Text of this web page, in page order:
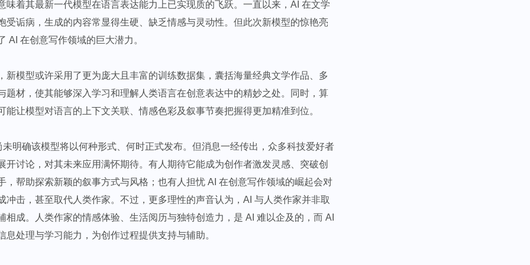
味着其最新一代模型在语言表达能力上已实现质的飞跃。一直以来，AI 在文学
受诟病，生成的内容常显得生硬、缺乏情感与灵动性。但此次新模型的惊艳亮
AI 在创意写作领域的巨大潜力。​
新模型或许采用了更为庞大且丰富的训练数据集，囊括海量经典文学作品、多
题材，使其能够深入学习和理解人类语言在创意表达中的精妙之处。同时，算
能让模型对语言的上下文关联、情感色彩及叙事节奏把握得更加精准到位。​
明确该模型将以何种形式、何时正式发布。但消息一经传出，众多科技爱好者
开讨论，对其未来应用满怀期待。有人期待它能成为创作者激发灵感、突破创
，帮助探索新颖的叙事方式与风格；也有人担忧 AI 在创意写作领域的崛起会对
冲击，甚至取代人类作家。不过，更多理性的声音认为，AI 与人类作家并非取
相成。人类作家的情感体验、生活阅历与独特创造力，是 AI 难以企及的，而 AI
息处理与学习能力，为创作过程提供支持与辅助。​